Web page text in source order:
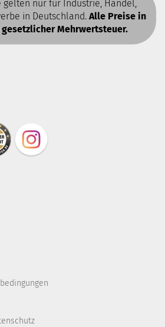
gelten nur für Industrie, Handel,
in Deutschland. Alle Preise in
gesetzlicher Mehrwertsteuer.